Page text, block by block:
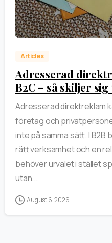
Articles
Adresserad
B2C – så skiljer
Adresserad direktreklam
företag och
inte på samma sätt. I B2B
rätt verksamhet och en
behöver urvalet i stället
utan...
August 6, 2026